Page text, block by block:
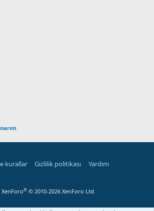
kurallar Gizlilik politikası
Yardım
® © 2010-2026 XenForo Ltd.